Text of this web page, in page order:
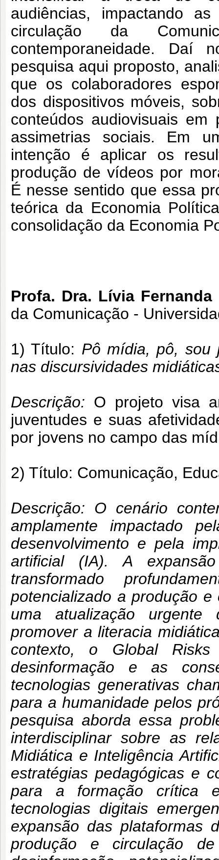
audiências, impactando
circulação da
contemporaneidade. Daí
pesquisa aqui proposto,
que os colaboradores
dos dispositivos móveis,
conteúdos audiovisuais
assimetrias sociais. Em
intenção é aplicar os
produção de vídeos por
É nesse sentido que essa
teórica da Economia
consolidação da Economia
Profa. Dra. Lívia
da Comunicação -
1) Título: Pô mídia, pô, sou
nas discursividades
Descrição: O projeto visa
juventudes e suas
por jovens no campo das
2) Título: Comunicação,
Descrição: O cenário
amplamente impactado
desenvolvimento e pela
artificial (IA). A
transformado
potencializado a produção
uma atualização urgente
promover a literacia
contexto, o Global
desinformação e as
tecnologias generativas
para a humanidade pelos
pesquisa aborda essa
interdisciplinar sobre as
Midiática e Inteligência
estratégias pedagógicas e
para a formação crítica
tecnologias digitais
expansão das plataformas
produção e circulação